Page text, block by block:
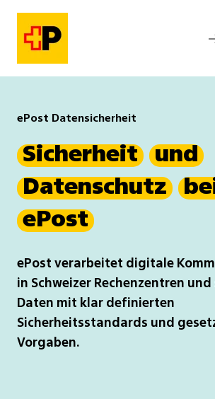
ePost Datensicherheit
Sicherheit
und
Datenschutz
ePost
ePost verarbeitet digitale
in Schweizer Rechenzentren
Daten mit klar definierten
Sicherheitsstandards und
Vorgaben.